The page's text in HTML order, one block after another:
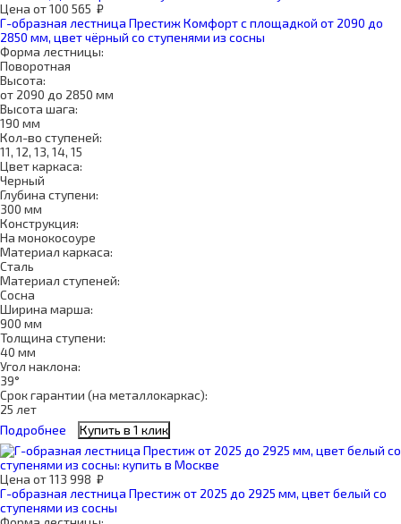
Цена от100 565 ₽
Г-образная лестница Престиж Комфорт с площадкой от 2090 до
2850 мм, цвет чёрный со ступенями из сосны
Форма лестницы:
Поворотная
Высота:
от 2090 до 2850 мм
Высота шага:
190 мм
Кол-во ступеней:
11, 12, 13, 14, 15
Цвет каркаса:
Черный
Глубина ступени:
300 мм
Конструкция:
На монокосоуре
Материал каркаса:
Сталь
Материал ступеней:
Сосна
Ширина марша:
900 мм
Толщина ступени:
40 мм
Угол наклона:
39°
Срок гарантии (на металлокаркас):
25 лет
Подробнее
Купить в 1 клик
Цена от113 998 ₽
Г-образная лестница Престиж от 2025 до 2925 мм, цвет белый со
ступенями из сосны